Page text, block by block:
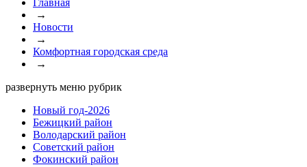
Главная
→
Новости
→
Комфортная городская среда
→
развернуть меню рубрик
Новый год-2026
Бежицкий район
Володарский район
Советский район
Фокинский район